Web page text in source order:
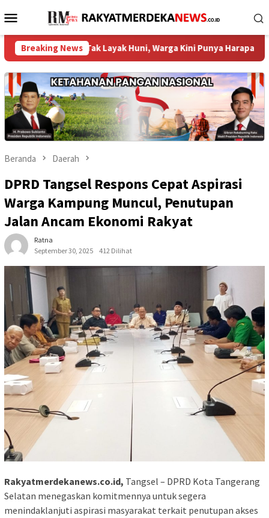
ke
Menu
Mobile
Breaking News
Tak Layak Huni, Warga Kini Punya Harapan Baru
Beranda Daerah
DPRD Tangsel Respons Cepat Aspirasi
Warga Kampung Muncul, Penutupan
Jalan Ancam Ekonomi Rakyat
Ratna
September 30, 2025
412 Dilihat
Rakyatmerdekanews.co.id, Tangsel – DPRD Kota Tangerang
Selatan menegaskan komitmennya untuk segera
menindaklanjuti aspirasi masyarakat terkait penutupan akses